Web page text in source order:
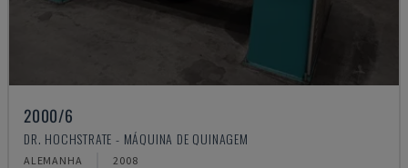
2000/6
DR. HOCHSTRATE - MÁQUINA DE QUINAGEM
ALEMANHA 2008